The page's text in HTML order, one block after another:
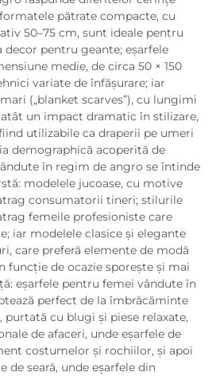
pătrate compacte, cu
50–75 cm, sunt ideale pentru
pentru geante; eșarfele
medie, de circa 50 × 150
variate de înfășurare; iar
(„blanket scarves”), cu lungimi
atât un impact dramatic în stilizare,
utilizabile ca draperii pe umeri
demographică acoperită de
în regim de angro se întinde
modelele jucoase, cu motive
consumatorii tineri; stilurile
femeile profesioniste care
iar modelele clasice și elegante
care preferă elemente de modă
funcție de ocazie sporește și mai
eșarfele pentru femei vândute în
perfect de la îmbrăcăminte
purtată cu blugi și piese relaxate,
de afaceri, unde eșarfele de
costumelor și rochiilor, și apoi
de seară, unde eșarfele din